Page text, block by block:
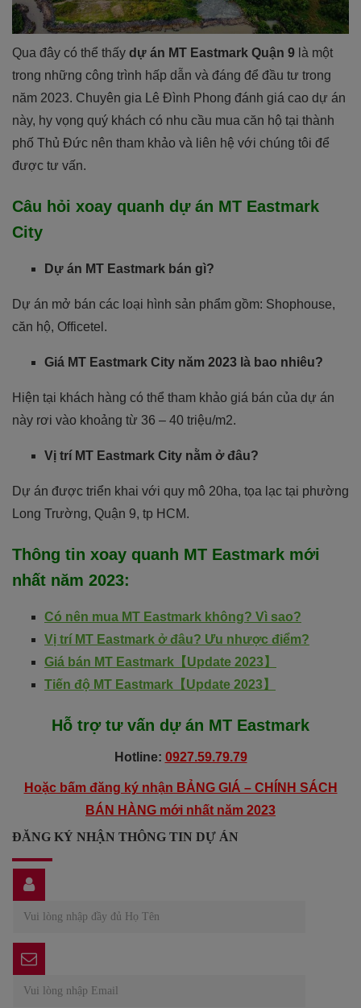
Qua đây có thể thấy dự án MT Eastmark Quận 9 là một
trong những công trình hấp dẫn và đáng để đầu tư trong
năm 2023. Chuyên gia Lê Đình Phong đánh giá cao dự án
này, hy vọng quý khách có nhu cầu mua căn hộ tại thành
phố Thủ Đức nên tham khảo và liên hệ với chúng tôi để
được tư vấn.
Câu hỏi xoay quanh dự án MT Eastmark
City
Dự án MT Eastmark bán gì?
Dự án mở bán các loại hình sản phẩm gồm: Shophouse,
căn hộ, Officetel.
Giá MT Eastmark City năm 2023 là bao nhiêu?
Hiện tại khách hàng có thể tham khảo giá bán của dự án
này rơi vào khoảng từ 36 – 40 triệu/m2.
Vị trí MT Eastmark City nằm ở đâu?
Dự án được triển khai với quy mô 20ha, tọa lạc tại phường
Long Trường, Quận 9, tp HCM.
Thông tin xoay quanh MT Eastmark mới
nhất năm 2023:
Có nên mua MT Eastmark không? Vì sao?
Vị trí MT Eastmark ở đâu? Ưu nhược điểm?
Giá bán MT Eastmark【Update 2023】
Tiến độ MT Eastmark【Update 2023】
Hỗ trợ tư vấn dự án MT Eastmark
Hotline: 0927.59.79.79
Hoặc bấm đăng ký nhận BẢNG GIÁ – CHÍNH SÁCH
BÁN HÀNG mới nhất năm 2023
ĐĂNG KÝ NHẬN THÔNG TIN DỰ ÁN